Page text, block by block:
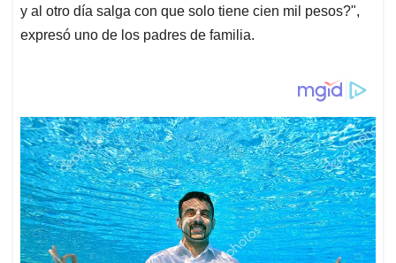
y al otro día salga con que solo tiene cien mil pesos?",
expresó uno de los padres de familia.